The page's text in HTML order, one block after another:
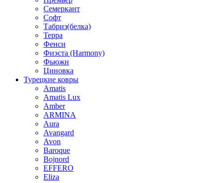
Семеркант
Софт
Табриз(белка)
Терра
Фенси
Фиэста (Harmony)
Фьюжн
Циновка
Турецкие ковры
Amatis
Amatis Lux
Amber
ARMINA
Aura
Avangard
Avon
Baroque
Bojnord
EFFERO
Eliza